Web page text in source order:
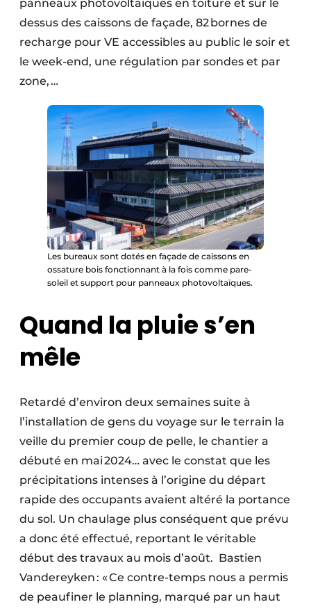
panneaux photovoltaïques en toiture et sur le
dessus des caissons de façade, 82 bornes de
recharge pour VE accessibles au public le soir et
le week-end, une régulation par sondes et par
zone, …
Les bureaux sont dotés en façade de caissons en
ossature bois fonctionnant à la fois comme pare-
soleil et support pour panneaux photovoltaïques.
Quand la pluie s’en
mêle
Retardé d’environ deux semaines suite à
l’installation de gens du voyage sur le terrain la
veille du premier coup de pelle, le chantier a
débuté en mai 2024… avec le constat que les
précipitations intenses à l’origine du départ
rapide des occupants avaient altéré la portance
du sol. Un chaulage plus conséquent que prévu
a donc été effectué, reportant le véritable
début des travaux au mois d’août. Bastien
Vandereyken : « Ce contre-temps nous a permis
de peaufiner le planning, marqué par un haut